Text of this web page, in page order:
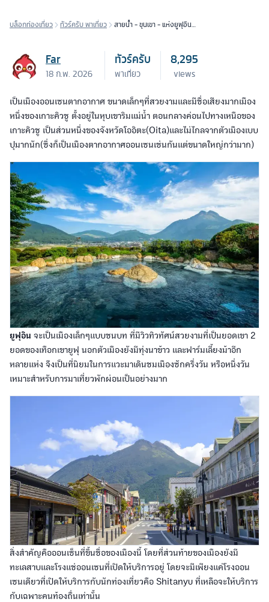
บล็อกท่องเที่ยว ทัวร์ครับ พาเที่ยว
สายน้ำ - ขุนเขา - แห่งยูฟุอิน
Far
18 ก.พ. 2026
ทัวร์ครับ
พาเที่ยว
8,295
views
เป็นเมืองออนเซนตากอากาศ ขนาดเล็กๆที่สวยงามและมีชื่อเสียงมากเมือง
หนึ่งของเกาะคิวชู ตั้งอยู่ในหุบเขาริมแม่น้ำ ตอนกลางค่อนไปทางเหนือของ
เกาะคิวชู เป็นส่วนหนึ่งของจังหวัดโออิตะ(Oita)และไม่ไกลจากตัวเมืองเบบ
ปุมากนัก(ซึ่งก็เป็นเมืองตากอากาศออนเซนเช่นกันแต่ขนาดใหญ่กว่ามาก)
ยูฟุอิน จะเป็นเมืองเล็กๆแบบชนบท ที่มีวิวทิวทัศน์สวยงามที่เป็นยอดเขา 2
ยอดของเทือกเขายูฟุ นอกตัวเมืองยังมีทุ่งนาข้าว และฟาร์มเลี้ยงม้าอีก
หลายแห่ง จึงเป็นที่นิยมในการแวะมาเดินชมเมืองซักครึ่งวัน หรือหนึ่งวัน
เหมาะสำหรับการมาเที่ยวพักผ่อนเป็นอย่างมาก
สิ่งสำคัญคือออนเซ็นที่ขึ้นชื่อของเมืองนี้ โดยที่ส่วนท้ายของเมืองยังมี
ทะเลสาบและโรงแช่ออนเซนที่เปิดให้บริการอยู่ โดยจะมีเพียงแค่โรงออน
เซนเดียวที่เปิดให้บริการกับนักท่องเที่ยวคือ Shitanyu ที่เหลือจะให้บริการ
กับเฉพาะคนท้องถื่นเท่านั้น